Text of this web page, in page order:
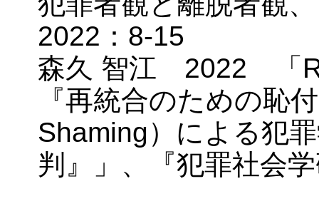
2022：8-15
森久 智江 2022 「
『再統合のための恥
Shaming）による犯
判』」、『犯罪社会